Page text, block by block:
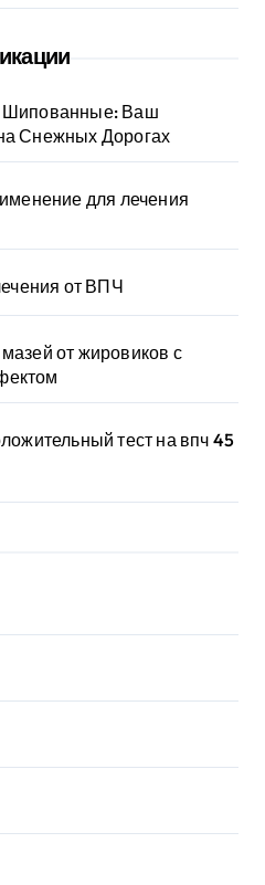
Ваш
Снежных Дорогах
для лечения
от ВПЧ
от жировиков с
тест на впч 45